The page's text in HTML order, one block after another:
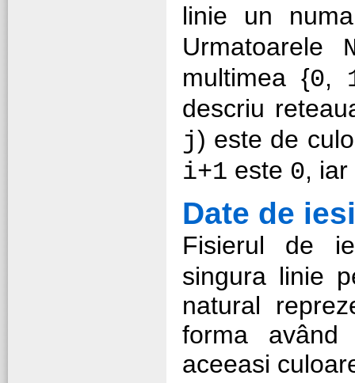
linie un
Urmatoarele
multimea {0,
descriu
j) este de
i+1 este 0,
Date de
Fisierul de
singura linie
natural
forma
aceeasi